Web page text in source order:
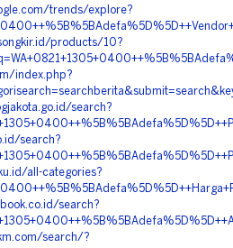
trends/explore?
products/10?
index.php?
search?
search?
all-categories?
search?
search/?